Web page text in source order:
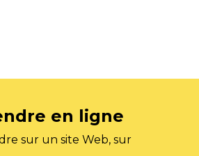
en ligne
sur un site Web, sur